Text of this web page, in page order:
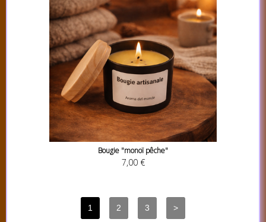
Bougie "monoï pêche"
7,00 €